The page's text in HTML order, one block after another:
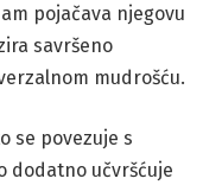
pojačava njegovu
savršeno
mudrošću.
se povezuje s
dodatno učvršćuje